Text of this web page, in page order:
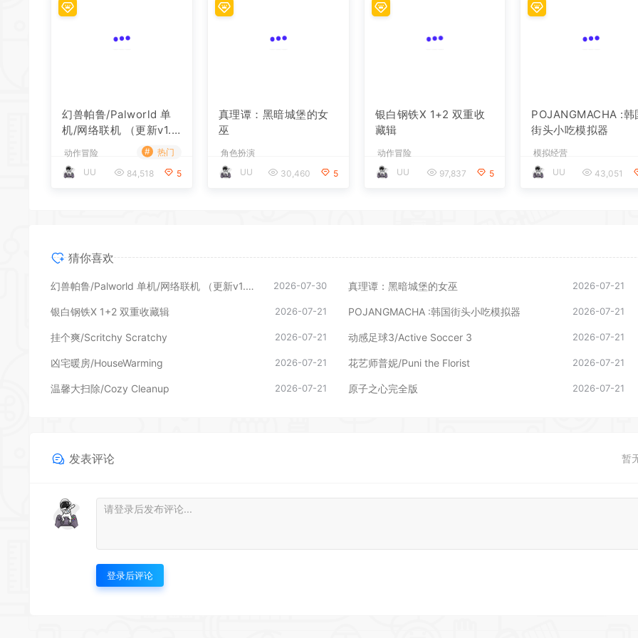
动作冒险 #
热门
UU
84,518 5
真理谭：黑暗城堡的女
巫
角色扮演
UU
30,460 5
银白钢铁X 1+2 双重收
藏辑
动作冒险
UU
97,837 5
POJANGMACHA :韩
街头小吃模拟器
模拟经营
UU
43,051
猜你喜欢
幻兽帕鲁/Palworld 单机/网络联机 （更新v1.0.1.10619） 2026-07-30 真理谭：黑暗城堡的女巫 2026-07-21
银白钢铁X 1+2 双重收藏辑 2026-07-21 POJANGMACHA :韩国街头小吃模拟器 2026-07-21
挂个爽/Scritchy Scratchy 2026-07-21 动感足球3/Active Soccer 3 2026-07-21
凶宅暖房/HouseWarming 2026-07-21 花艺师普妮/Puni the Florist 2026-07-21
温馨大扫除/Cozy Cleanup 2026-07-21 原子之心完全版 2026-07-21
发表评论 暂
登录后评论